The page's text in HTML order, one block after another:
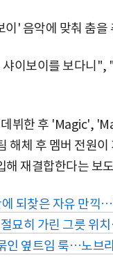
' 음악에 맞춰 춤을
이보이를 보다니
뷔한 후 'Magic',
해체 후 멤버 전원
해 재결합한다는 보
되찾은 자유 만끽
묘히 가린 그릇 위
인 옆트임 룩…노브